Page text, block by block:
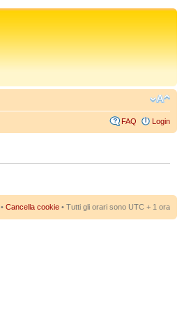
FAQ Login
• Cancella cookie • Tutti gli orari sono UTC + 1 ora